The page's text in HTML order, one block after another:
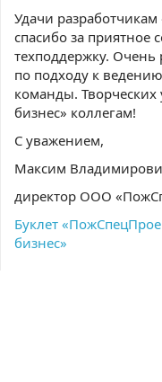
Удачи
спасибо за приятное
техподдержку.
по подходу к
команды.
бизнес» коллегам!
С уважением,
Максим
директор ООО
Буклет
бизнес»